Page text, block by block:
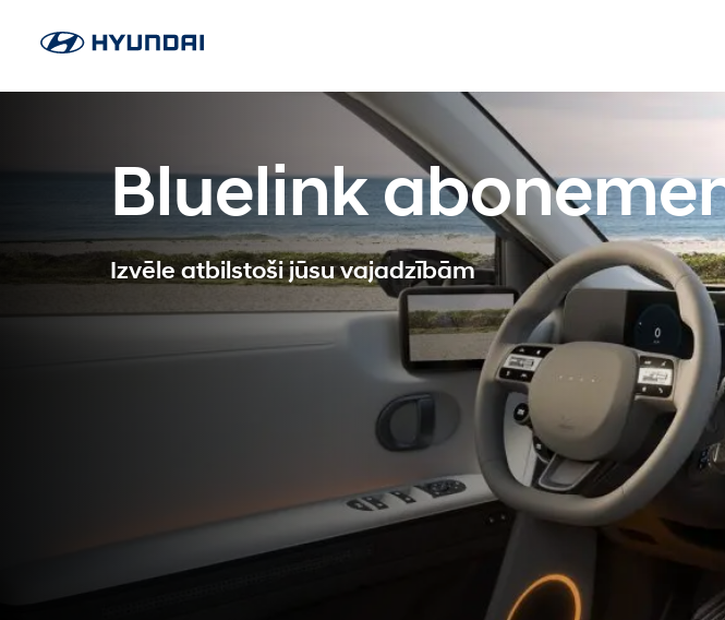
Bluelink
Izvēle atbilstoši jūsu vajadzībām